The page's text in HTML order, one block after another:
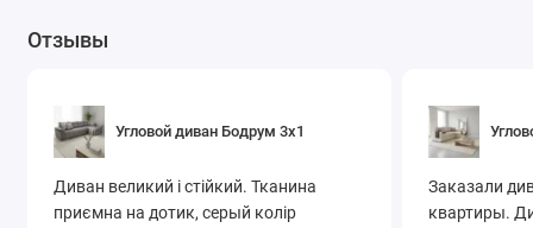
Разнообразие тканей и оттенков
СоюзМебель.
Отзывы
Угловой диван Бодрум 3х1
Диван великий і стійкий. Тканина
приємна на дотик, серый колір
Заказали
квартиры.